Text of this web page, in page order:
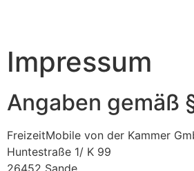
Impressum
Angaben gemäß
FreizeitMobile von der Kammer
Huntestraße 1/ K 99